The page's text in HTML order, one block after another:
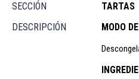
SECCIÓN
TARTAS
DESCRIPCIÓN
MODO